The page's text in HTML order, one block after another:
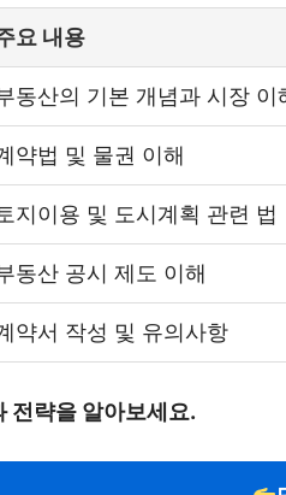
요 내용
동산의 기본 개념과 시장 이
약법 및 물권 이해
지이용 및 도시계획 관련 법
동산 공시 제도 이해
약서 작성 및 유의사항
전략을 알아보세요.